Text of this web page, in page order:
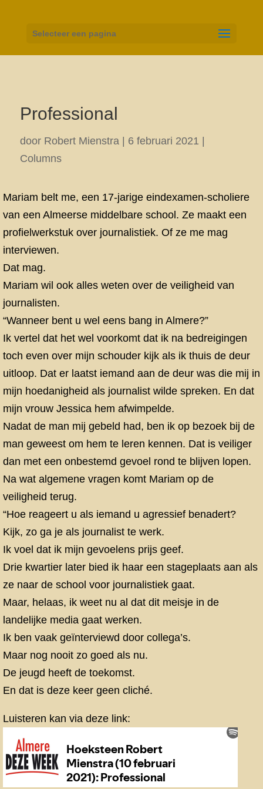
Selecteer een pagina
Professional
door Robert Mienstra| 6 februari 2021
Columns
Mariam belt me, een 17-jarige eindexamen-scholiere
van een Almeerse middelbare school. Ze maakt een
profielwerkstuk over journalistiek. Of ze me mag
interviewen.
Dat mag.
Mariam wil ook alles weten over de veiligheid van
journalisten.
“Wanneer bent u wel eens bang in Almere?”
Ik vertel dat het wel voorkomt dat ik na bedreigingen
toch even over mijn schouder kijk als ik thuis de deur
uitloop. Dat er laatst iemand aan de deur was die mij in
mijn hoedanigheid als journalist wilde spreken. En dat
mijn vrouw Jessica hem afwimpelde.
Nadat de man mij gebeld had, ben ik op bezoek bij de
man geweest om hem te leren kennen. Dat is veiliger
dan met een onbestemd gevoel rond te blijven lopen.
Na wat algemene vragen komt Mariam op de
veiligheid terug.
“Hoe reageert u als iemand u agressief benadert?
Kijk, zo ga je als journalist te werk.
Ik voel dat ik mijn gevoelens prijs geef.
Drie kwartier later bied ik haar een stageplaats aan als
ze naar de school voor journalistiek gaat.
Maar, helaas, ik weet nu al dat dit meisje in de
landelijke media gaat werken.
Ik ben vaak geïnterviewd door collega’s.
Maar nog nooit zo goed als nu.
De jeugd heeft de toekomst.
En dat is deze keer geen cliché.
Luisteren kan via deze link: